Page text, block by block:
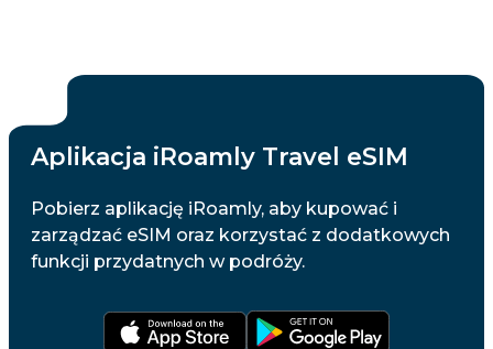
Aplikacja iRoamly Travel eSIM
Pobierz aplikację iRoamly, aby kupować i
zarządzać eSIM oraz korzystać z dodatkowych
funkcji przydatnych w podróży.